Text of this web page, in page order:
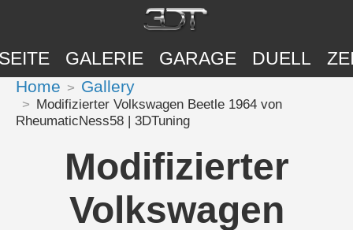
GALERIE GARAGE DUELL
Home Gallery
Modifizierter Volkswagen Beetle 1964 von
RheumaticNess58 | 3DTuning
Modifizierter
Volkswagen